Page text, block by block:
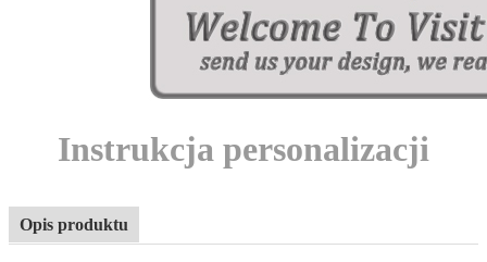
Instrukcja personalizacji
Opis produktu